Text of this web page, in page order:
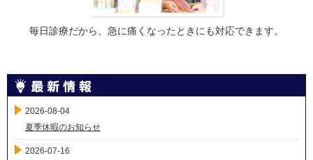
毎日診療だから、急に痛くなったときにも対応できます。
2026-08-04
夏季休暇のお知らせ
2026-07-16